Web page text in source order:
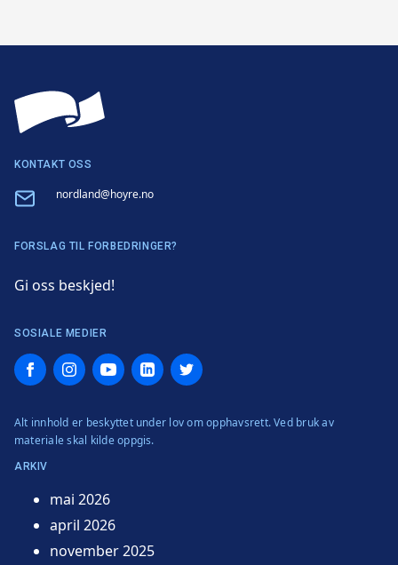
KONTAKT OSS
Email nordland@hoyre.no
FORSLAG TIL FORBEDRINGER?
Gi oss beskjed!
SOSIALE MEDIER
FacebookInstagramYouTubeLinkedInTwitter
Alt innhold er beskyttet under lov om opphavsrett. Ved bruk av
materiale skal kilde oppgis.
ARKIV
mai 2026
april 2026
november 2025